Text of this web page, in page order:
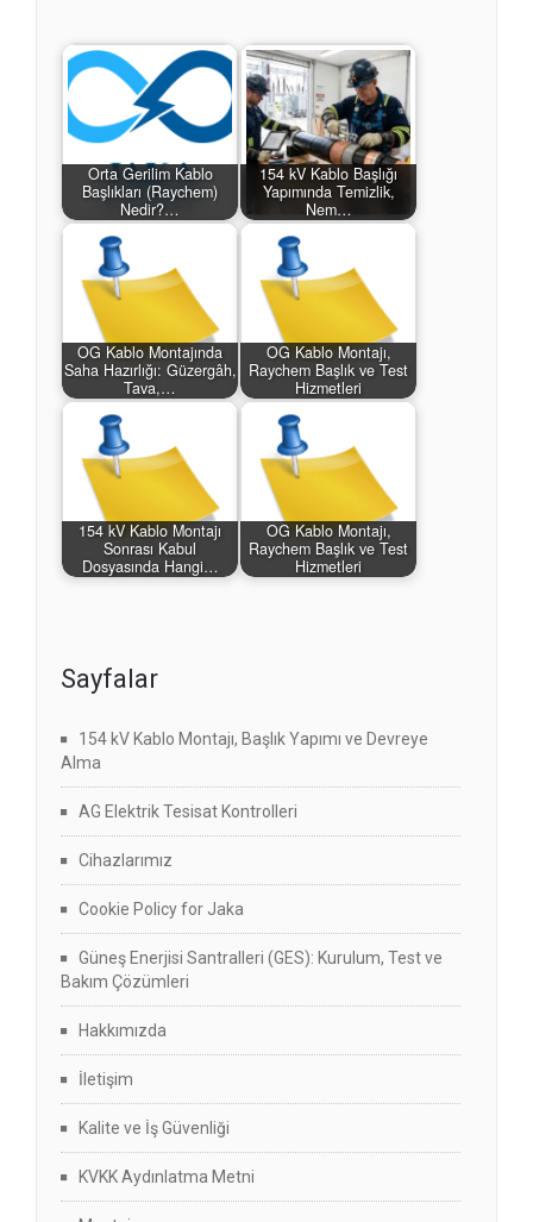
Orta Gerilim Kablo
Başlıkları (Raychem)
Nedir?…
154 kV Kablo Başlığı
Yapımında Temizlik,
Nem…
OG Kablo Montajında
Saha Hazırlığı: Güzergâh,
Tava,…
OG Kablo Montajı,
Raychem Başlık ve Test
Hizmetleri
154 kV Kablo Montajı
Sonrası Kabul
Dosyasında Hangi…
OG Kablo Montajı,
Raychem Başlık ve Test
Hizmetleri
Sayfalar
154 kV Kablo Montajı, Başlık Yapımı ve Devreye
Alma
AG Elektrik Tesisat Kontrolleri
Cihazlarımız
Cookie Policy for Jaka
Güneş Enerjisi Santralleri (GES): Kurulum, Test ve
Bakım Çözümleri
Hakkımızda
İletişim
Kalite ve İş Güvenliği
KVKK Aydınlatma Metni